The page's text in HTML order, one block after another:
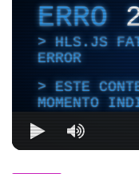
ERRO
HLS.JS
ERROR
ESTE
MOMENTO